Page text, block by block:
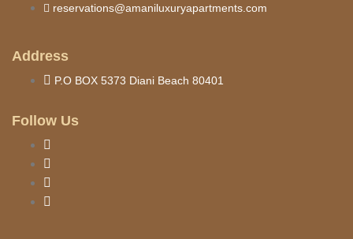
reservations@amaniluxuryapartments.com
Address
P.O BOX 5373 Diani Beach 80401
Follow Us